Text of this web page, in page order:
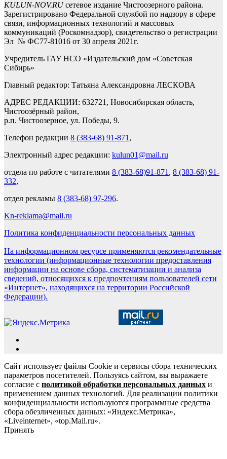
KULUN-NOV.RUсетевое издание Чистоозерного района.
Зарегистрировано Федеральной службой по надзору в сфере
связи, информационных технологий и массовых
коммуникаций (Роскомнадзор), свидетельство о регистрации
Эл № ФС77-81016 от 30 апреля 2021г.
Учредитель ГАУ НСО «Издательский дом «Советская
Сибирь»
Главный редактор: Татьяна Александровна ЛЕСКОВА
АДРЕС РЕДАКЦИИ: 632721, Новосибирская область,
Чистоозёрный район,
р.п. Чистоозерное, ул. Победы, 9.
Телефон редакции 8 (383-68) 91-871 ,
Электронный адрес редакции: kulun01@mail.ru
отдела по работе с читателями 8 (383-68)91-871 , 8 (383-68) 91-
332,
отдел рекламы 8 (383-68) 97-296.
Kn-reklama@mail.ru
Политика конфиденциальности персональных данных
На информационном ресурсе применяются рекомендательные
технологии (информационные технологии предоставления
информации на основе сбора, систематизации и анализа
сведений, относящихся к предпочтениям пользователей сети
«Интернет», находящихся на территории Российской
Федерации).
Сайт использует файлы Cookie и сервисы сбора технических
параметров посетителей. Пользуясь сайтом, вы выражаете
согласие с политикой обработки персональных данных и
применением данных технологий. Для реализации политики
конфиденциальности используются программные средства
сбора обезличенных данных: «Яндекс.Метрика»,
«Liveinternet», «top.Mail.ru».
Принять